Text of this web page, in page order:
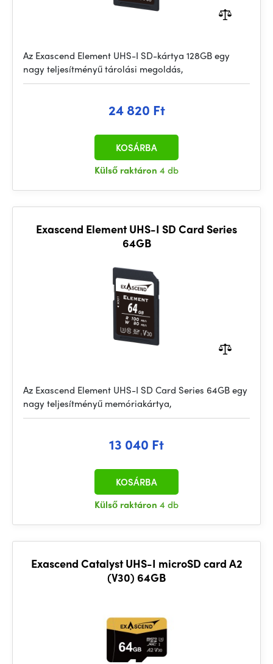
Az Exascend Element UHS-I SD-kártya 128GB egy
nagy teljesítményű tárolási megoldás,
24 820 Ft
Külső raktáron 4 db
KOSÁRBA
Exascend Element UHS-I SD Card Series
64GB
Az Exascend Element UHS-I SD Card Series 64GB egy
nagy teljesítményű memóriakártya,
13 040 Ft
Külső raktáron 4 db
KOSÁRBA
Exascend Catalyst UHS-I microSD card A2
(V30) 64GB